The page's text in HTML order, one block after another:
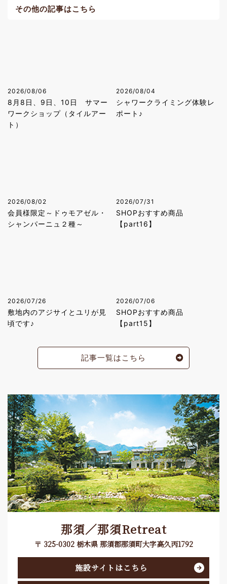
その他の記事はこちら
2026/08/06
8月8日、9日、10日 サマー
ワークショップ（タイルアー
ト）
2026/08/04
シャワークライミング体験レ
ポート♪
2026/08/02
会員様限定～ドゥモアゼル・
シャンパーニュ２種～
2026/07/31
SHOPおすすめ商品
【part16】
2026/07/26
敷地内のアジサイとユリが見
頃です♪
2026/07/06
SHOPおすすめ商品
【part15】
記事一覧はこちら
那須／那須Retreat
〒 325-0302 栃木県 那須郡那須町大字高久丙1792
施設サイトはこちら